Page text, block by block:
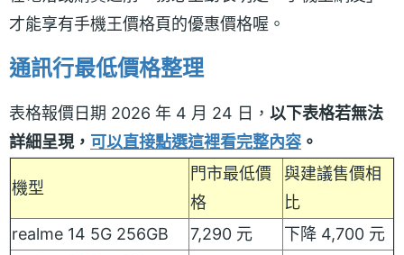
才能享有手機王價格頁的優惠價格喔。
通訊行最低價格整理
表格報價日期 2026 年 4 月 24 日， 以下表格若無法
詳細呈現， 可以直接點選這裡看完整內容 。
機型
門市最低價
格
與建議售價相
比
realme 14 5G 256GB
7,290 元
下降 4,700 元